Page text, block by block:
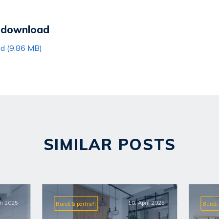
(9.86 MB)
SIMILAR POSTS
2025 Bureš & partneři 10. April 2025 Bureš